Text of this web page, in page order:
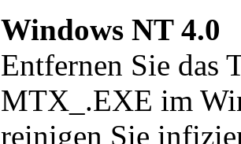
Windows NT 4.0
Entfernen Sie das
MTX_.EXE im
reinigen Sie